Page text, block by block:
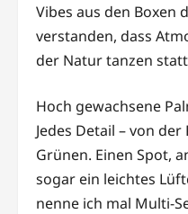
Vibes aus den Boxen
verstanden, dass
der Natur tanzen
Hoch gewachsene
Jedes Detail – von
Grünen. Einen Spot,
sogar ein leichtes
nenne ich mal Multi-